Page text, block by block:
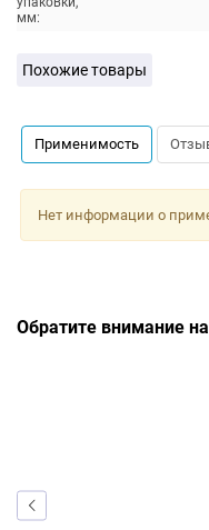
мм:
Похожие товары
Применимость
Нет информации о
Обратите внимание